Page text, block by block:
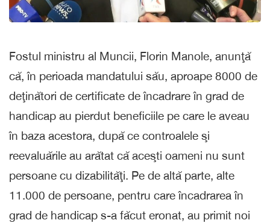
Fostul ministru al Muncii, Florin Manole, anunţă
că, în perioada mandatului său, aproape 8000 de
deţinători de certificate de încadrare în grad de
handicap au pierdut beneficiile pe care le aveau
în baza acestora, după ce controalele şi
reevaluările au arătat că aceşti oameni nu sunt
persoane cu dizabilităţi. Pe de altă parte, alte
11.000 de persoane, pentru care încadrarea în
grad de handicap s-a făcut eronat, au primit noi